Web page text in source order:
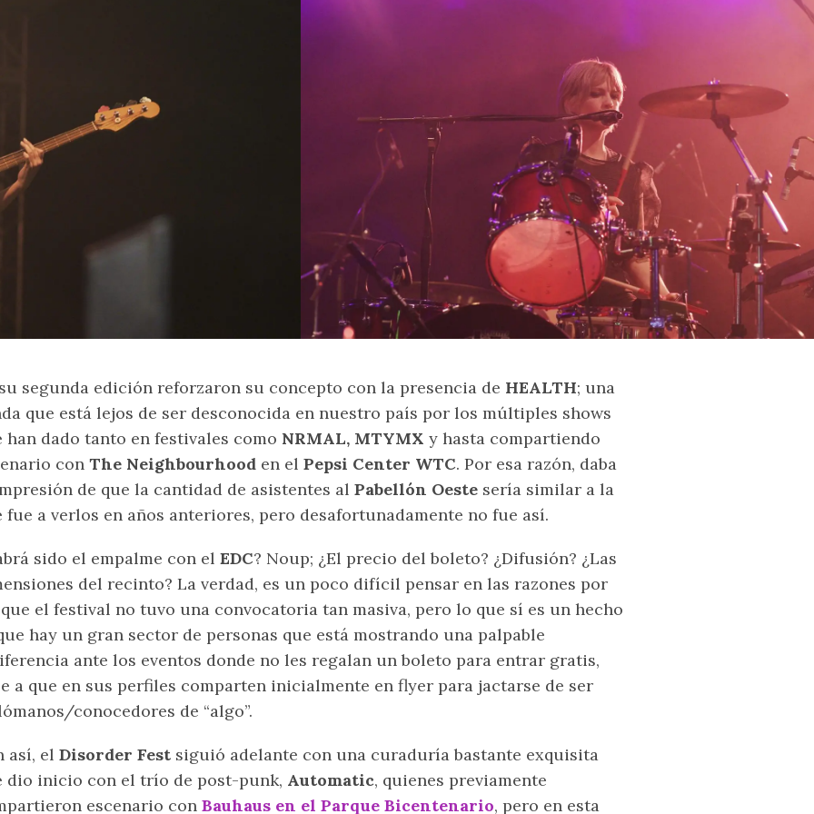
segunda edición reforzaron su concepto con la presencia de HEALTH; una
que está lejos de ser desconocida en nuestro país por los múltiples shows
han dado tanto en festivales como NRMAL, MTYMX y hasta compartiendo
con The Neighbourhood en el Pepsi Center WTC. Por esa razón, daba
de que la cantidad de asistentes al Pabellón Oeste sería similar a la
fue a verlos en años anteriores, pero desafortunadamente no fue así.
sido el empalme con el EDC? Noup; ¿El precio del boleto? ¿Difusión? ¿Las
del recinto? La verdad, es un poco difícil pensar en las razones por
el festival no tuvo una convocatoria tan masiva, pero lo que sí es un hecho
hay un gran sector de personas que está mostrando una palpable
ante los eventos donde no les regalan un boleto para entrar gratis,
a que en sus perfiles comparten inicialmente en flyer para jactarse de ser
conocedores de “algo”.
así, el Disorder Fest siguió adelante con una curaduría bastante exquisita
dio inicio con el trío de post-punk, Automatic, quienes previamente
escenario con Bauhaus en el Parque Bicentenario, pero en esta